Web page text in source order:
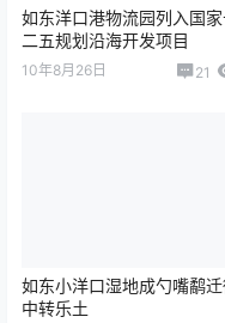
如东洋口港物流园列入国
二五规划沿海开发项目
10年8月26日 21
如东小洋口湿地成勺嘴鹬
中转乐土